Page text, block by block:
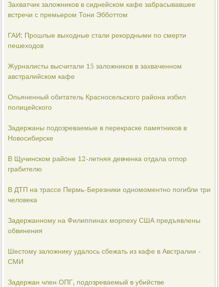
Захватчик заложников в сиднейском кафе забрасывавшее
встречи с премьером Тони Эбботтом
ГАИ: Прошлые выходные стали рекордными по смерти
пешеходов
Журналисты высчитали 15 заложников в захваченном
австралийском кафе
Опьяненный обитатель Красносельского района избил
полицейского
Задержаны подозреваемые в перекраске памятников в
Новосибирске
В Щучинском районе 12-летняя девченка отдала отпор
грабителю
В ДТП на трассе Пермь-Березники одномоментно погибли три
человека
Задержанному на Филиппинах морпеху США предъявлены
обвинения
Шестому заложнику удалось сбежать из кафе в Австралии -
СМИ
Задержан член ОПГ, подозреваемый в убийстве